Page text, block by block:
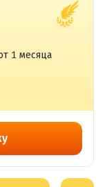
1 месяца